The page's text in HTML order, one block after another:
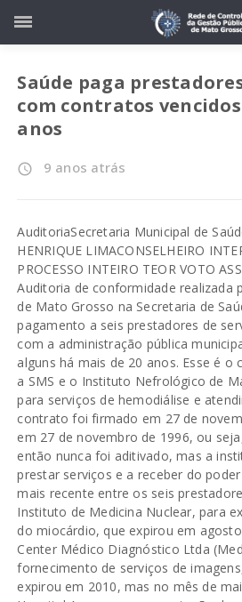
Saúde paga
com contratos
anos
access_time 9 anos atrás
AuditoriaSecretaria Municipal de
HENRIQUE LIMACONSELHEIRO
PROCESSO INTEIRO TEOR VOTO
Auditoria de conformidade realizada
de Mato Grosso na Secretaria de
pagamento a seis prestadores de
com a administração pública
alguns há mais de 20 anos. Esse é
a SMS e o Instituto Nefrológico de
para serviços de hemodiálise e
contrato foi firmado em 27 de
em 27 de novembro de 1996, ou
então nunca foi aditivado, mas a
prestar serviços e a receber do
mais recente entre os seis
Instituto de Medicina Nuclear, para
do miocárdio, que expirou em
Center Médico Diagnóstico Ltda
fornecimento de serviços de
expirou em 2010, mas no mês de